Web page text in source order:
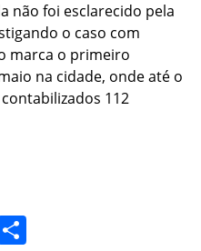
não foi esclarecido pela
o caso com
marca o primeiro
na cidade, onde até o
112